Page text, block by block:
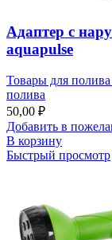
Адаптер с
aquapulse
Товары для
полива
50,00 ₽
Добавить в
В корзину
Быстрый просмотр